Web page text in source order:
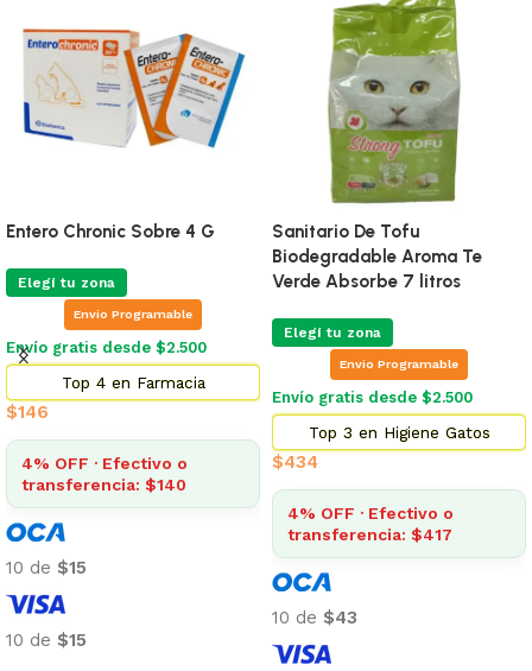
Entero Chronic Sobre 4 G
Elegí tu zona
Envio Programable
Envío gratis desde $2.500
Top 4 en Farmacia
$146
4% OFF · Efectivo o
transferencia: $140
10 de $15
10 de $15
Sanitario De Tofu
Biodegradable Aroma Te
Verde Absorbe 7 litros
Elegí tu zona
Envio Programable
Envío gratis desde $2.500
Top 3 en Higiene Gatos
$434
4% OFF · Efectivo o
transferencia: $417
10 de $43